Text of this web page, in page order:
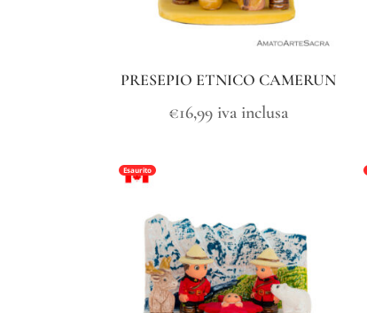
PRESEPIO ETNICO CAMERUN
€16,99 iva inclusa
Esaurito